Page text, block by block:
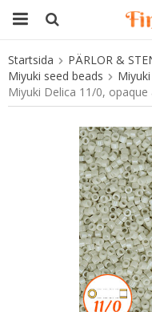
Produkten
Startsida PÄRLOR &
Miyuki seed beads
Miyuki Delica 11/0,